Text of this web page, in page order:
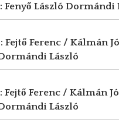
Fenyő László Dormándi
Fejtő Ferenc / Kálmán
László
Fejtő Ferenc / Kálmán
László